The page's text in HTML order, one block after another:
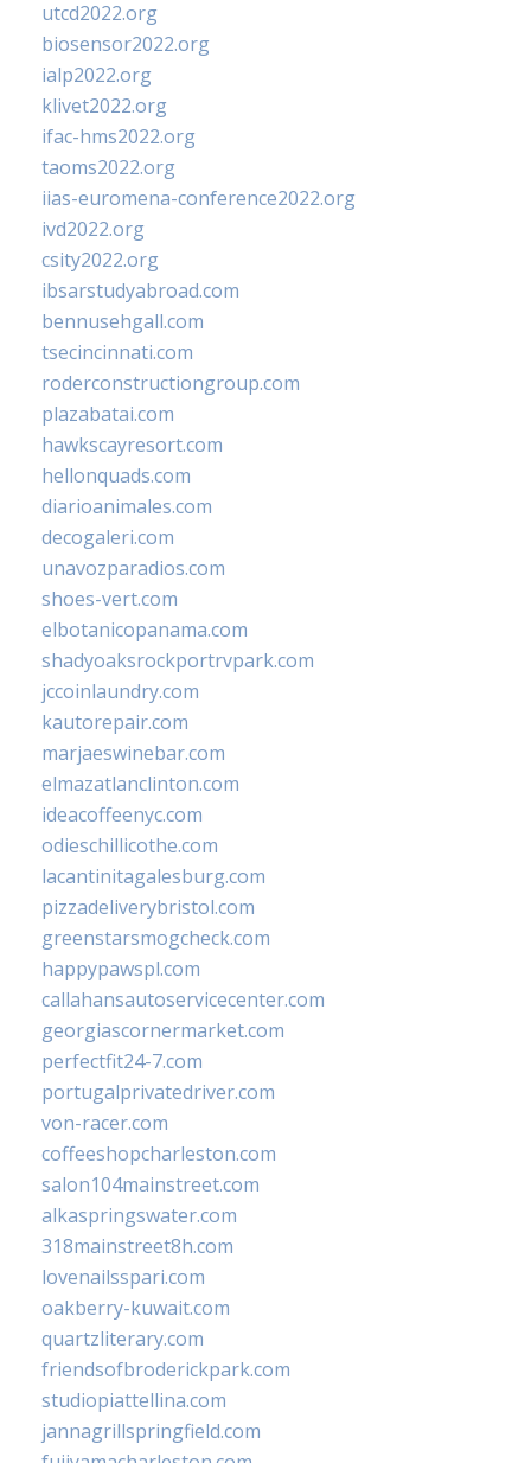
utcd2022.org
biosensor2022.org
ialp2022.org
klivet2022.org
ifac-hms2022.org
taoms2022.org
iias-euromena-conference2022.org
ivd2022.org
csity2022.org
ibsarstudyabroad.com
bennusehgall.com
tsecincinnati.com
roderconstructiongroup.com
plazabatai.com
hawkscayresort.com
hellonquads.com
diarioanimales.com
decogaleri.com
unavozparadios.com
shoes-vert.com
elbotanicopanama.com
shadyoaksrockportrvpark.com
jccoinlaundry.com
kautorepair.com
marjaeswinebar.com
elmazatlanclinton.com
ideacoffeenyc.com
odieschillicothe.com
lacantinitagalesburg.com
pizzadeliverybristol.com
greenstarsmogcheck.com
happypawspl.com
callahansautoservicecenter.com
georgiascornermarket.com
perfectfit24-7.com
portugalprivatedriver.com
von-racer.com
coffeeshopcharleston.com
salon104mainstreet.com
alkaspringswater.com
318mainstreet8h.com
lovenailsspari.com
oakberry-kuwait.com
quartzliterary.com
friendsofbroderickpark.com
studiopiattellina.com
jannagrillspringfield.com